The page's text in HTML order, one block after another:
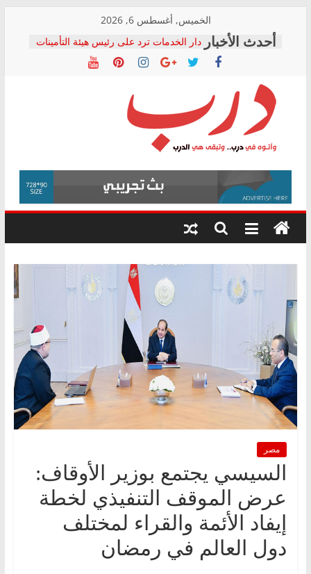
content
الخميس, أغسطس 6, 2026
دار الخدمات ترد على رئيس هيئة التأمينات
بعد مؤتمره الصحفي: إنكار الأزمة لا ينهي
معاناة أصحاب المعاشات.. ونطالب بكشف
فرحات سليمان يكتب: القطاع الصحي إلى
أين؟
حزب التحالف الشعبي يطلق لجنة “الحق
في الصحة” بالإسكندرية لرصد الانتهاكات
ودعم المرضى
الوزاري لمدينة الصحفيين.. وانتهاء أعمال
إنشاء المبنى الإداري
المجلس القومي لحقوق الإنسان يعلن
متابعة قضية الدكتور محمد زهران.. ويؤكد:
قرينة البراءة وضمانات المحاكمة العادلة
درب
وأتوه
درب..
وتبقى
هي
مصر
السيسي يجتمع بوزير الأوقاف:
عرض الموقف التنفيذي لخطة
إيفاد الأئمة والقراء لمختلف
دول العالم في رمضان